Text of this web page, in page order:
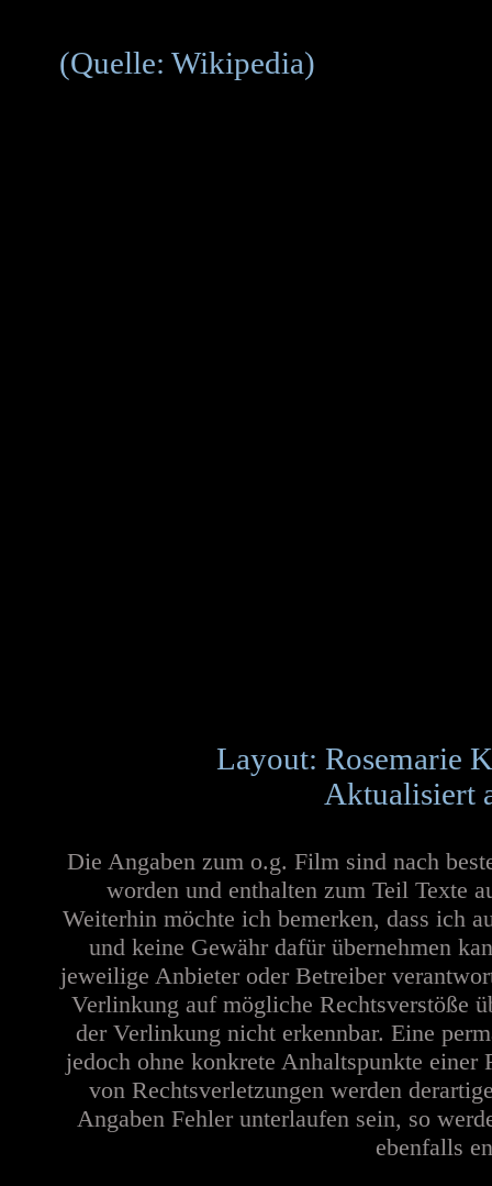
(Quelle: Wikipedia)
Layout: Rosemarie
Aktualisiert
Die Angaben zum o.g. Film sind nach
worden und enthalten zum Teil Texte
Weiterhin möchte ich bemerken, dass ich
und keine Gewähr dafür übernehmen
jeweilige Anbieter oder Betreiber
Verlinkung auf mögliche Rechtsverstöße
der Verlinkung nicht erkennbar. Eine
jedoch ohne konkrete Anhaltspunkte
von Rechtsverletzungen werden
Angaben Fehler unterlaufen sein, so
ebenfalls